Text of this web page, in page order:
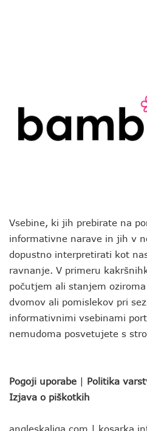
Vsebine, ki jih prebirate na
informativne narave in jih v
dopustno interpretirati kot
ravnanje. V primeru
počutjem ali stanjem
dvomov ali pomislekov pri
informativnimi vsebinami
nemudoma posvetujete s
Pogoji uporabe | Politika
Izjava o piškotkih
angleskaliga.com |